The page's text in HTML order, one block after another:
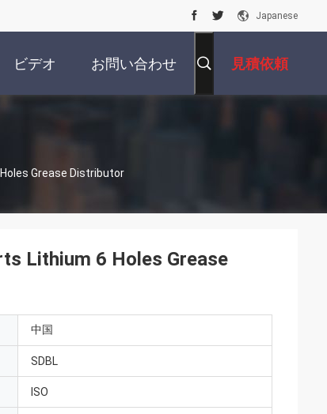
Japanese
ビデオ お問い合わせ 見積依頼
Grease Distributor
Lithium 6 Holes Grease
中国
SDBL
ISO